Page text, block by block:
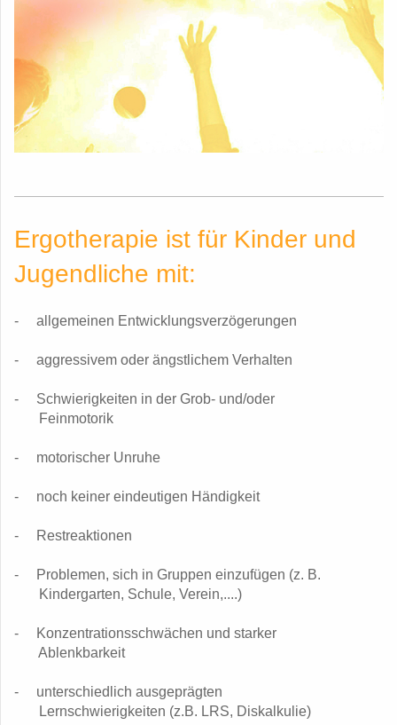
Ergotherapie ist für Kinder und
Jugendliche mit:
- allgemeinen Entwicklungsverzögerungen
- aggressivem oder ängstlichem Verhalten
- Schwierigkeiten in der Grob- und/oder
Feinmotorik
- motorischer Unruhe
- noch keiner eindeutigen Händigkeit
- Restreaktionen
- Problemen, sich in Gruppen einzufügen (z. B.
Kindergarten, Schule, Verein,....)
- Konzentrationsschwächen und starker
Ablenkbarkeit
- unterschiedlich ausgeprägten
Lernschwierigkeiten (z.B. LRS, Diskalkulie)